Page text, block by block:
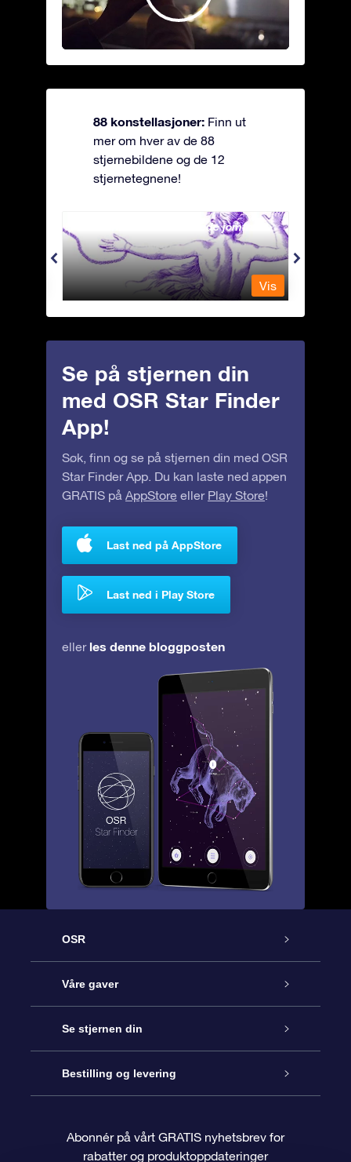
88 konstellasjoner: Finn ut
mer om hver av de 88
stjernebildene og de 12
stjernetegnene!
Andromeda - Den lenkede jomfrua
Vis
Se på stjernen din
med OSR Star Finder
App!
Søk, finn og se på stjernen din med OSR
Star Finder App. Du kan laste ned appen
GRATIS på AppStore eller Play Store!
Last ned på AppStore
Last ned i Play Store
eller les denne bloggposten
OSR
Kundeservice
Kontakt oss
Bloggen
Anmeldelser
Våre gaver
Online Stjernegave
OSR Gavepakke
Se stjernen din
Star Register
Bestilling og levering
Abonnér på vårt GRATIS nyhetsbrev for
rabatter og produktoppdateringer